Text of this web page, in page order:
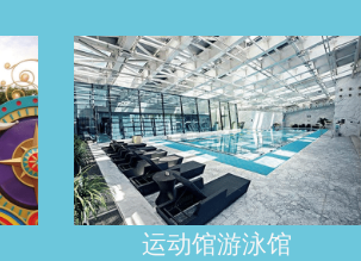
运动馆游泳馆